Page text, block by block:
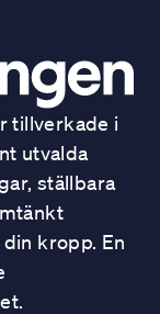
tillverkade i
utvalda
ställbara
kropp. En